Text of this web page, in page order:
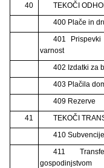
40
TEKOČI
400 Plače in
401
varnost
402 Izdatki za
403 Plačila
409 Rezerve
41
TEKOČI
410 Subvencije
411
gospodinjstvom